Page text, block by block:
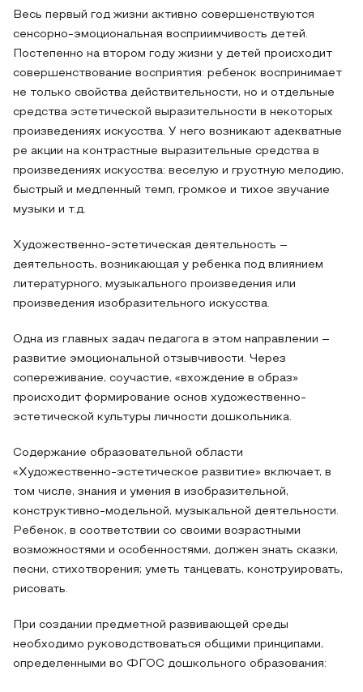
Весь первый год жизни активно совершенствуются
сенсорно-эмоциональная восприимчивость детей.
Постепенно на втором году жизни у детей происходит
совершенствование восприятия: ребенок воспринимает
не только свойства действительности, но и отдельные
средства эстетической выразительности в некоторых
произведениях искусства. У него возникают адекватные
ре акции на контрастные выразительные средства в
произведениях искусства: веселую и грустную мелодию,
быстрый и медленный темп, громкое и тихое звучание
музыки и т.д.
Художественно-эстетическая деятельность –
деятельность, возникающая у ребенка под влиянием
литературного, музыкального произведения или
произведения изобразительного искусства.
Одна из главных задач педагога в этом направлении –
развитие эмоциональной отзывчивости. Через
сопереживание, соучастие, «вхождение в образ»
происходит формирование основ художественно-
эстетической культуры личности дошкольника.
Содержание образовательной области
«Художественно-эстетическое развитие» включает, в
том числе, знания и умения в изобразительной,
конструктивно-модельной, музыкальной деятельности.
Ребенок, в соответствии со своими возрастными
возможностями и особенностями, должен знать сказки,
песни, стихотворения; уметь танцевать, конструировать,
рисовать.
При создании предметной развивающей среды
необходимо руководствоваться общими принципами,
определенными во ФГОС дошкольного образования: